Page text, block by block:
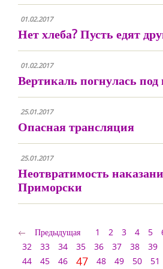
01.02.2017
Нет хлеба? Пусть едят
01.02.2017
Вертикаль погнулась под
25.01.2017
Опасная трансляция
25.01.2017
Неотвратимость
Приморски
Предыдущая 1 2 3 4 5
32
33 34 35 36 37 38 39
44
45 46 47 48 49 50 51